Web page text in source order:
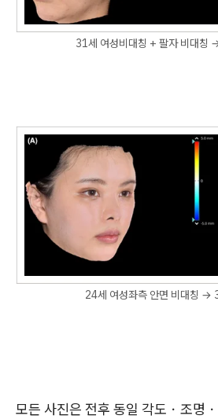
31세 여성비대칭 + 팔자 비대칭
24세 여성좌측 안면 비대칭 →
모든 사진은 전후 동일 각도・조명